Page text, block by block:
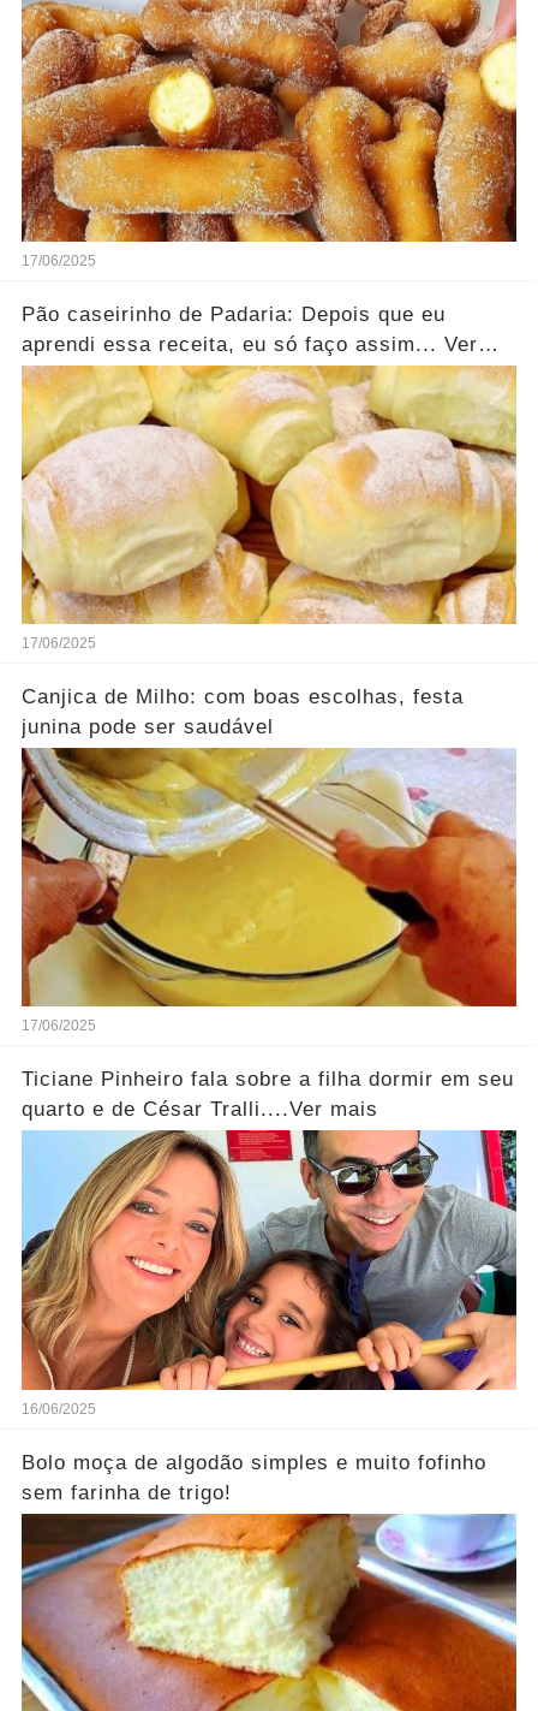
17/06/2025
Pão caseirinho de Padaria: Depois que eu
aprendi essa receita, eu só faço assim... Ver
mais
17/06/2025
Canjica de Milho: com boas escolhas, festa
junina pode ser saudável
17/06/2025
Ticiane Pinheiro fala sobre a filha dormir em seu
quarto e de César Tralli....Ver mais
16/06/2025
Bolo moça de algodão simples e muito fofinho
sem farinha de trigo!